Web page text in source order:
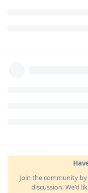
Join the community
discussion. We'd